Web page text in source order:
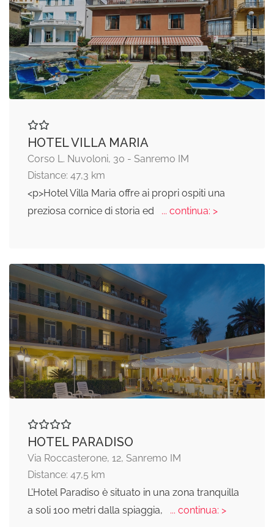
HOTEL VILLA MARIA
Corso L. Nuvoloni, 30 - Sanremo IM
Distance: 47,3 km
<p>Hotel Villa Maria offre ai propri ospiti una
preziosa cornice di storia ed
... continua: >
HOTEL PARADISO
Via Roccasterone, 12, Sanremo IM
Distance: 47,5 km
L’Hotel Paradiso è situato in una zona tranquilla
a soli 100 metri dalla spiaggia,
... continua: >